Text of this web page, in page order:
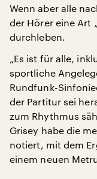
Wenn aber alle
der Hörer eine Art
durchleben.
„Es ist für alle,
sportliche
Rundfunk-
der Partitur sei
zum Rhythmus
Grisey habe die
notiert, mit dem
einem neuen